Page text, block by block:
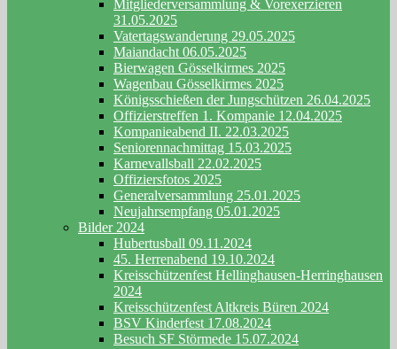
Mitgliederversammlung & Vorexerzieren
31.05.2025
Vatertagswanderung 29.05.2025
Maiandacht 06.05.2025
Bierwagen Gösselkirmes 2025
Wagenbau Gösselkirmes 2025
Königsschießen der Jungschützen 26.04.2025
Offizierstreffen 1. Kompanie 12.04.2025
Kompanieabend II. 22.03.2025
Seniorennachmittag 15.03.2025
Karnevallsball 22.02.2025
Offiziersfotos 2025
Generalversammlung 25.01.2025
Neujahrsempfang 05.01.2025
Bilder 2024
Hubertusball 09.11.2024
45. Herrenabend 19.10.2024
Kreisschützenfest Hellinghausen-Herringhausen
2024
Kreisschützenfest Altkreis Büren 2024
BSV Kinderfest 17.08.2024
Besuch SF Störmede 15.07.2024